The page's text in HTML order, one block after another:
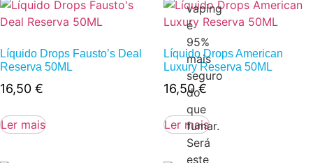
vaping
é
95%
mais
seguro
do
que
fumar.
Será
este
Líquido Drops Fausto’s Deal
Reserva 50ML
16,50 €
Ler mais
Líquido Drops American
Luxury Reserva 50ML
16,50€
Ler mais